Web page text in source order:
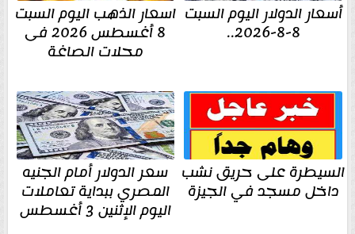
أسعار الدولار اليوم السبت
8-8-2026..
اسعار الذهب اليوم السبت
8 أغسطس 2026 فى
محلات الصاغة
السيطرة على حريق نشب
داخل مسجد في الجيزة
سعر الدولار أمام الجنيه
المصري ببداية تعاملات
اليوم الإثنين 3 أغسطس